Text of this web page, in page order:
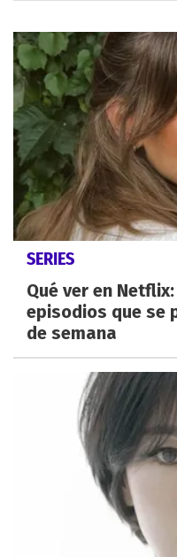
SERIES
Qué ver en
episodios que se
de semana